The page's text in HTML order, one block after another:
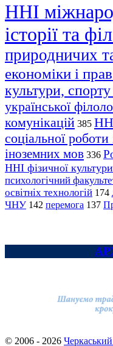
ННІ
історії та
природничих
економіки і
культури, спорту
української
комунікацій 385
соціальної
іноземних мов 336
ННІ фізичної
психологічний
освітніх технологій 174
ЧНУ 142 перемога 137
© 2006 - 2026 Черкаський